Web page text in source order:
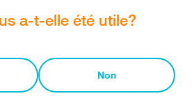
a-t-elle été utile?
Non